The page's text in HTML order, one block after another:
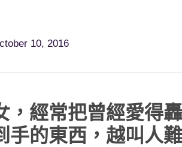
10, 2016
，經常把曾經愛得
手的東西，越叫人